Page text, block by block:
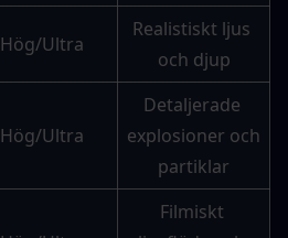
Hög/Ultra
Realistiskt ljus
och djup
Hög/Ultra
Detaljerade
explosioner och
partiklar
Filmiskt